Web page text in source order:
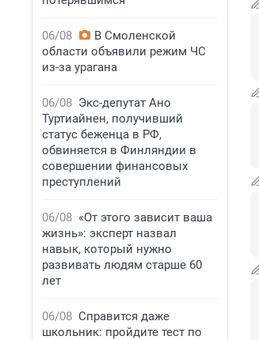
06/08
В Смоленской
области объявили режим ЧС
из-за урагана
06/08 Экс-депутат Ано
Туртиайнен, получивший
статус беженца в РФ,
обвиняется в Финляндии в
совершении финансовых
преступлений
06/08 «От этого зависит ваша
жизнь»: эксперт назвал
навык, который нужно
развивать людям старше 60
лет
06/08 Справится даже
школьник: пройдите тест по